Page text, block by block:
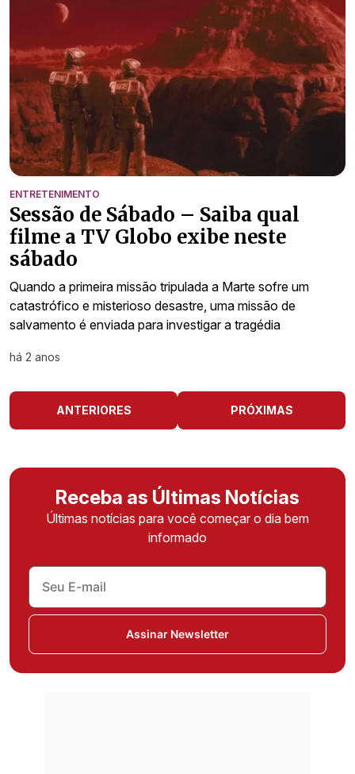
ENTRETENIMENTO
Sessão de Sábado – Saiba qual
filme a TV Globo exibe neste
sábado
Quando a primeira missão tripulada a Marte sofre um
catastrófico e misterioso desastre, uma missão de
salvamento é enviada para investigar a tragédia
há 2 anos
ANTERIORES PRÓXIMAS
Receba as Últimas Notícias
Últimas notícias para você começar o dia bem
informado
Assinar Newsletter